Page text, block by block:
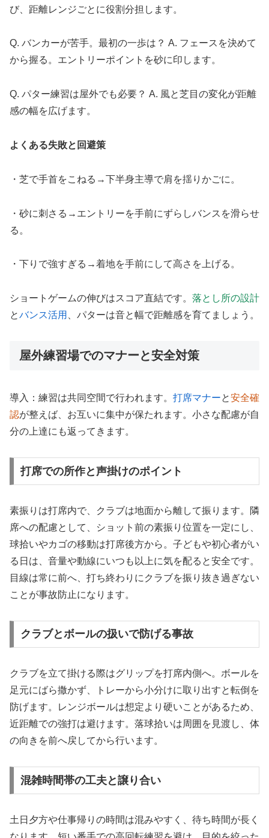
び、距離レンジごとに役割分担します。
Q. バンカーが苦手。最初の一歩は？ A. フェースを決めて
から握る。エントリーポイントを砂に印します。
Q. パター練習は屋外でも必要？ A. 風と芝目の変化が距離
感の幅を広げます。
よくある失敗と回避策
・芝で手首をこねる→下半身主導で肩を揺りかごに。
・砂に刺さる→エントリーを手前にずらしバンスを滑らせ
る。
・下りで強すぎる→着地を手前にして高さを上げる。
ショートゲームの伸びはスコア直結です。 落とし所の設計
とバンス活用 、パターは音と幅で距離感を育てましょう。
屋外練習場でのマナーと安全対策
導入：練習は共同空間で行われます。 打席マナーと安全確
認が整えば、お互いに集中が保たれます。小さな配慮が自
分の上達にも返ってきます。
打席での所作と声掛けのポイント
素振りは打席内で、クラブは地面から離して振ります。隣
席への配慮として、ショット前の素振り位置を一定にし、
球拾いやカゴの移動は打席後方から。子どもや初心者がい
る日は、音量や動線にいつも以上に気を配ると安全です。
目線は常に前へ、打ち終わりにクラブを振り抜き過ぎない
ことが事故防止になります。
クラブとボールの扱いで防げる事故
クラブを立て掛ける際はグリップを打席内側へ。ボールを
足元にばら撒かず、トレーから小分けに取り出すと転倒を
防げます。レンジボールは想定より硬いことがあるため、
近距離での強打は避けます。落球拾いは周囲を見渡し、体
の向きを前へ戻してから行います。
混雑時間帯の工夫と譲り合い
土日夕方や仕事帰りの時間は混みやすく、待ち時間が長く